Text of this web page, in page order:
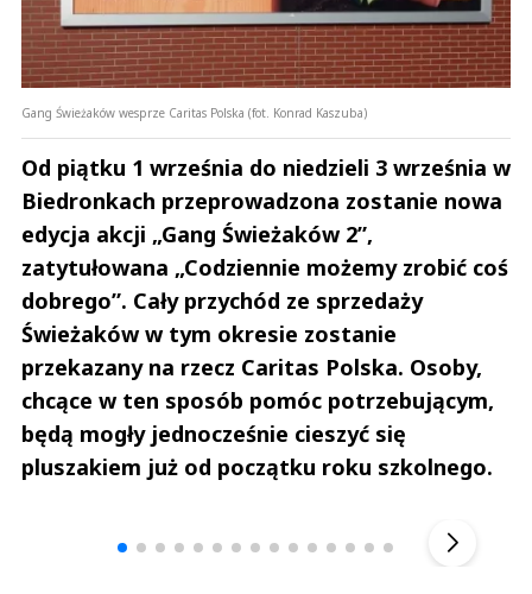
Gang Świeżaków wesprze Caritas Polska (fot. Konrad Kaszuba)
Od piątku 1 września do niedzieli 3 września w
Biedronkach przeprowadzona zostanie nowa
edycja akcji „Gang Świeżaków 2”,
zatytułowana „Codziennie możemy zrobić coś
dobrego”. Cały przychód ze sprzedaży
Świeżaków w tym okresie zostanie
przekazany na rzecz Caritas Polska. Osoby,
chcące w ten sposób pomóc potrzebującym,
będą mogły jednocześnie cieszyć się
pluszakiem już od początku roku szkolnego.
Andrzej i Marta Sterniccy